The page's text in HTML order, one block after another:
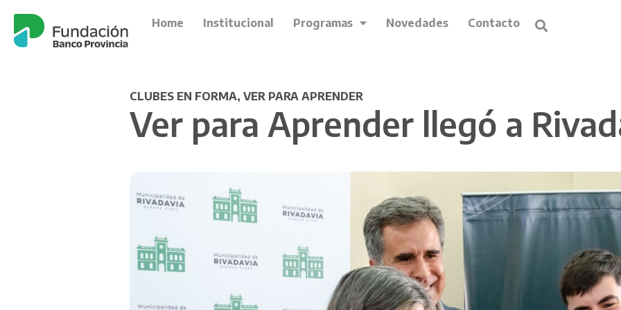
Home Institucional Programas Novedades Contacto
CLUBES EN FORMA, VER PARA APRENDER
Ver para Aprender llegó a